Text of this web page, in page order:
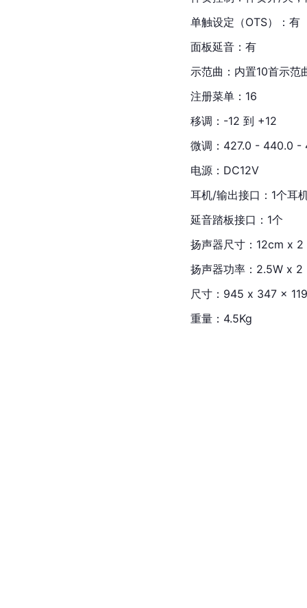
单触设定（OTS）：有
面板延音：有
示范曲：内置10首示范
注册菜单：16
移调：-12 到 +12
微调：427.0 - 440.0 -
电源：DC12V
耳机/输出接口：1个耳
延音踏板接口：1个
扬声器尺寸：12cm x 2
扬声器功率：2.5W x 2
尺寸：945 x 347 x
重量：4.5Kg